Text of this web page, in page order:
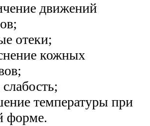
движений
отеки;
кожных
температуры при
форме.